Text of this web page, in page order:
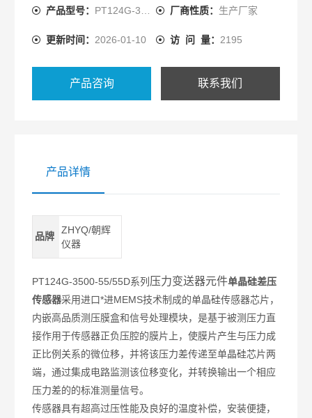
将该压力差传递至单晶硅芯片两端，通过集成电路监
测量信号。
产品型号： PT124G-3500 厂商性质： 生产厂家
更新时间： 2026-01-10 访 问 量： 2195
产品咨询 联系我们
产品详情
品牌
ZHYQ/朝辉
仪器
PT124G-3500-55/55D系列 压力变送器元件单晶硅差压
传感器采用进口*进MEMS技术制成的单晶硅传感器芯片，
内嵌高品质测压膜盒和信号处理模块，是基于被测压力直
接作用于传感器正负压腔的膜片上，使膜片产生与压力成
正比例关系的微位移，并将该压力差传递至单晶硅芯片两
端，通过集成电路监测该位移变化，并转换输出一个相应
压力差的的标准测量信号。
传感器具有超高过压性能及良好的温度补偿，安装便捷，